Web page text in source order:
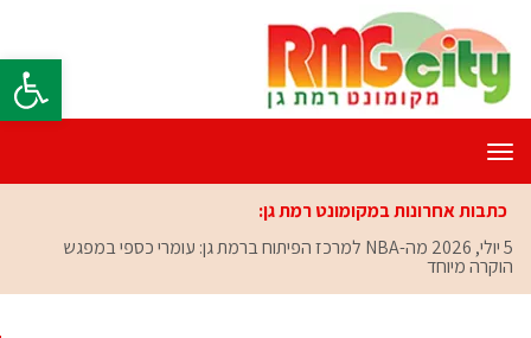
פתח
תפריט
כתבות אחרונות במקומונט רמת גן:
5 יולי, 2026
מה-NBA למרכז הפיתוח ברמת גן: עומרי כספי במפגש
הוקרה מיוחד